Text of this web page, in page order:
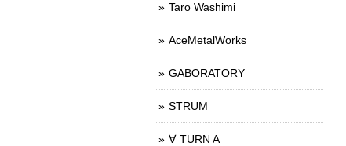
Taro Washimi
AceMetalWorks
GABORATORY
STRUM
∀ TURN A